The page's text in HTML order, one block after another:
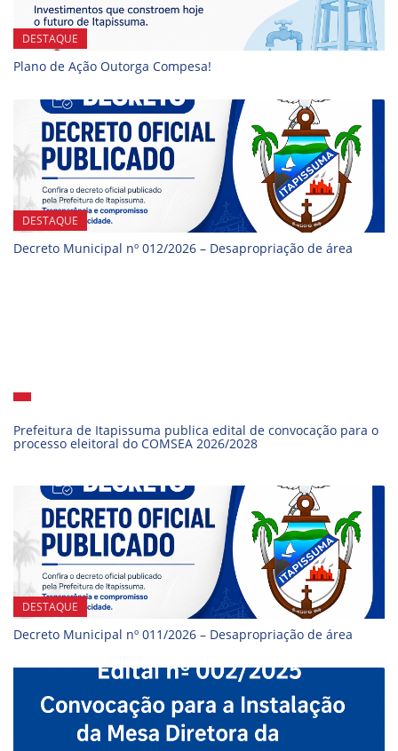
DESTAQUE
Plano de Ação Outorga Compesa!
DESTAQUE
Decreto Municipal nº 012/2026 – Desapropriação de área
Prefeitura de Itapissuma publica edital de convocação para o
processo eleitoral do COMSEA 2026/2028
DESTAQUE
Decreto Municipal nº 011/2026 – Desapropriação de área